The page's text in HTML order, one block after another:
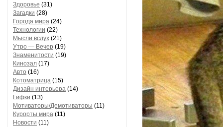
Здоровье (31)
Загадки (28)
Города мира (24)
Технологии (22)
Мысли вслух (21)
Утро — Вечер (19)
Знаменитости (19)
Кинозал (17)
Авто (16)
Котоматрица (15)
Дизайн интерьера (14)
Гифки (13)
Мотиваторы/Демотиваторы (11)
Курорты мира (11)
Новости (11)